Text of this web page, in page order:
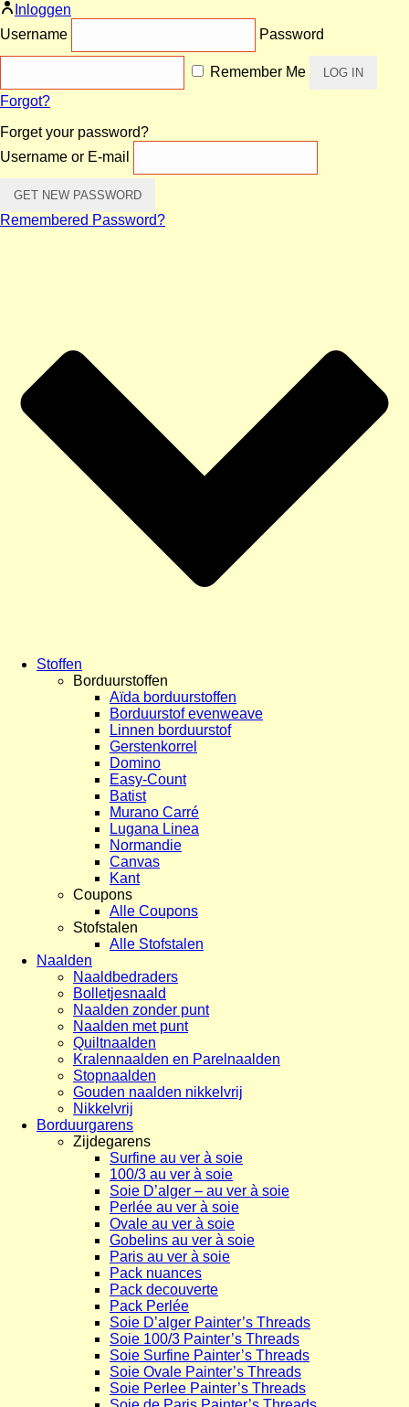
Inloggen
Username
Password
Remember Me
Forgot?
Forget your password?
Username or E-mail
Remembered Password?
Stoffen
Borduurstoffen
Aïda borduurstoffen
Borduurstof evenweave
Linnen borduurstof
Gerstenkorrel
Domino
Easy-Count
Batist
Murano Carré
Lugana Linea
Normandie
Canvas
Kant
Coupons
Alle Coupons
Stofstalen
Alle Stofstalen
Naalden
Naaldbedraders
Bolletjesnaald
Naalden zonder punt
Naalden met punt
Quiltnaalden
Kralennaalden en Parelnaalden
Stopnaalden
Gouden naalden nikkelvrij
Nikkelvrij
Borduurgarens
Zijdegarens
Surfine au ver à soie
100/3 au ver à soie
Soie D’alger – au ver à soie
Perlée au ver à soie
Ovale au ver à soie
Gobelins au ver à soie
Paris au ver à soie
Pack nuances
Pack decouverte
Pack Perlée
Soie D’alger Painter’s Threads
Soie 100/3 Painter’s Threads
Soie Surfine Painter’s Threads
Soie Ovale Painter’s Threads
Soie Perlee Painter’s Threads